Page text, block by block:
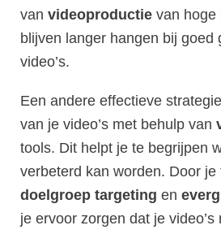
van videoproductie van hoge
blijven langer hangen bij goed
video’s.
Een andere effectieve
van je video’s met behulp van
tools. Dit helpt je te begrijpen
verbeterd kan worden. Door je
doelgroep targeting en
je ervoor zorgen dat je video’s